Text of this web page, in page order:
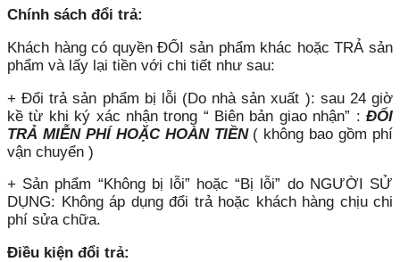
Chính sách đổi trả:
Khách hàng có quyền ĐỔI sản phẩm khác hoặc TRẢ sản
phẩm và lấy lại tiền với chi tiết như sau:
+ Đổi trả sản phẩm bị lỗi (Do nhà sản xuất ): sau 24 giờ
kề từ khi ký xác nhận trong “ Biên bản giao nhận” : ĐỔI
TRẢ MIỄN PHÍ HOẶC HOÀN TIỀN( không bao gồm phí
vận chuyển )
+ Sản phẩm “Không bị lỗi” hoặc “Bị lỗi” do NGƯỜI SỬ
DỤNG: Không áp dụng đổi trả hoặc khách hàng chịu chi
phí sửa chữa.
Điều kiện đổi trả: